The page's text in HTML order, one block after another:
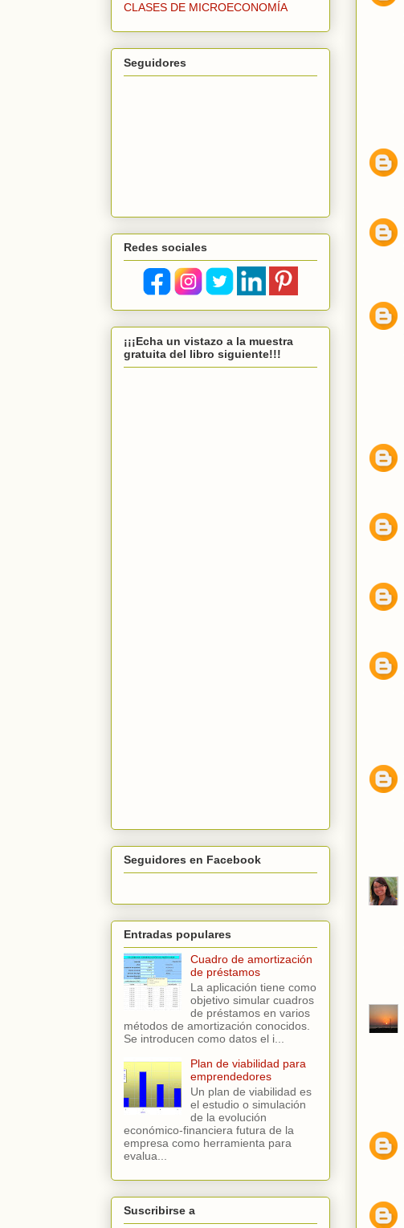
CLASES DE MICROECONOMÍA
Seguidores
Redes sociales
¡¡¡Echa un vistazo a la muestra
gratuita del libro siguiente!!!
Seguidores en Facebook
Entradas populares
Cuadro de amortización
de préstamos
La aplicación tiene como
objetivo simular cuadros
de préstamos en varios
métodos de amortización conocidos.
Se introducen como datos el i...
Plan de viabilidad para
emprendedores
Un plan de viabilidad es
el estudio o simulación
de la evolución
económico-financiera futura de la
empresa como herramienta para
evalua...
Suscribirse a